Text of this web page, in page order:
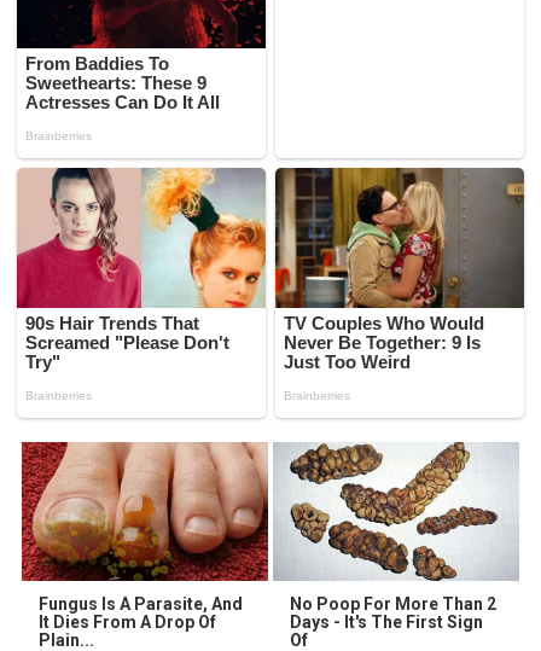
Fungus Is A Parasite, And
It Dies From A Drop Of
Plain...
No Poop For More Than 2
Days - It's The First Sign
Of